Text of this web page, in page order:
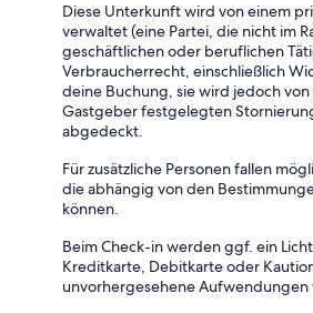
Diese Unterkunft wird von einem
verwaltet (eine Partei, die nicht im
geschäftlichen oder beruflichen
Verbraucherrecht, einschließlich
deine Buchung, sie wird jedoch
Gastgeber festgelegten
abgedeckt.
Für zusätzliche Personen fallen
die abhängig von den
können.
Beim Check-in werden ggf. ein
Kreditkarte, Debitkarte oder
unvorhergesehene Aufwendungen